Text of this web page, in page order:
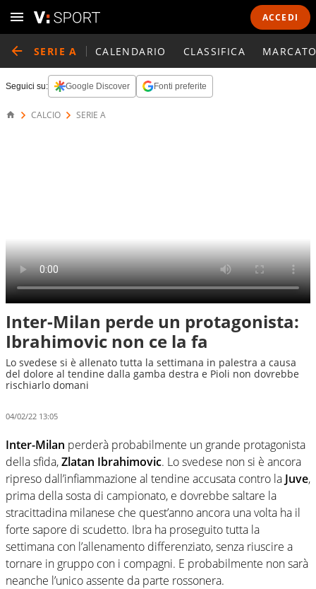
ACCEDI
SERIE A CALENDARIO CLASSIFICA
Seguici su: Google Discover Fonti preferite
CALCIO SERIE A
Inter-Milan perde un protagonista:
Ibrahimovic non ce la fa
Lo svedese si è allenato tutta la settimana in palestra a causa
del dolore al tendine dalla gamba destra e Pioli non dovrebbe
rischiarlo domani
04/02/22 13:05
Inter-Milan perderà probabilmente un grande protagonista
della sfida,Zlatan Ibrahimovic. Lo svedese non si è ancora
ripreso dall’infiammazione al tendine accusata contro la Juve,
prima della sosta di campionato, e dovrebbe saltare la
stracittadina milanese che quest’anno ancora una volta ha il
forte sapore di scudetto. Ibra ha proseguito tutta la
settimana con l’allenamento differenziato, senza riuscire a
tornare in gruppo con i compagni. E probabilmente non sarà
neanche l’unico assente da parte rossonera.